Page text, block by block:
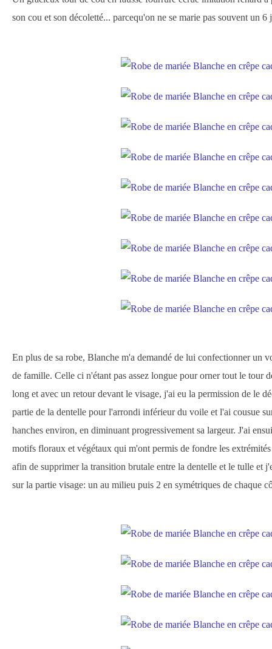
son cou et son décoletté... parcequ'on ne se marie pas souvent un 6
En plus de sa robe, Blanche m'a demandé de lui confectionner un
de famille. Celle ci n'étant pas assez longue pour orner tout le tour
long et avec un retour devant le visage, j'ai eu la permission de le
partie de la dentelle pour l'arrondi inférieur du voile et l'ai cousue
hanches environ, en diminuant progressivement sa largeur. J'ai
motifs floraux et végétaux qui m'ont permis de fondre les
afin de supprimer la transition brutale entre la dentelle et le tulle et
sur la partie visage: un au milieu puis 2 en symétriques de chaque